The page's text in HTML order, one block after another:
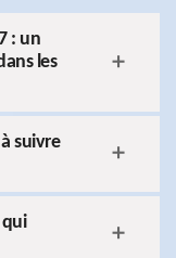
: un
les
suivre
qui